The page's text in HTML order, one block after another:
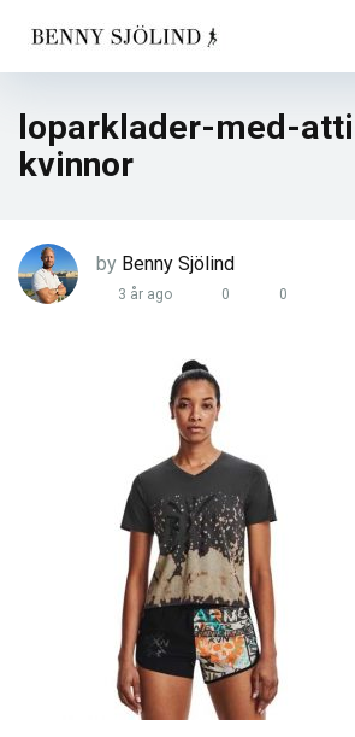
loparklader-med-
kvinnor
by Benny Sjölind
3 år ago 0 0